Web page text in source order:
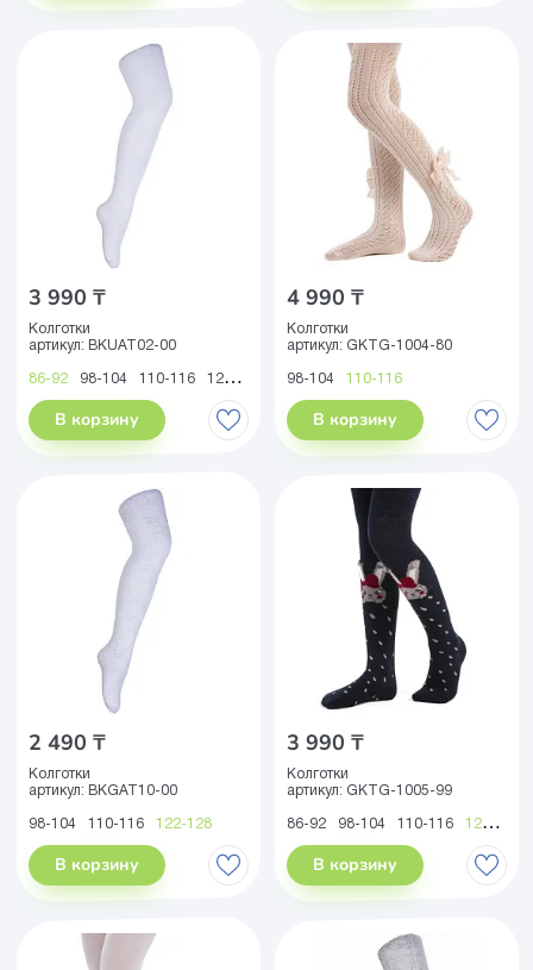
3 990 ₸
Колготки
артикул: BKUAT02-00
86-92 98-104 110-116 122-128 134-140 146-152
В корзину
4 990 ₸
Колготки
артикул: GKTG-1004-80
98-104 110-116
В корзину
2 490 ₸
Колготки
артикул: BKGAT10-00
98-104 110-116 122-128
В корзину
3 990 ₸
Колготки
артикул: GKTG-1005-99
86-92 98-104 110-116 122-128
В корзину